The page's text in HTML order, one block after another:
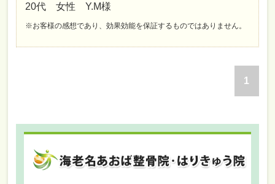
20代 女性 Y.M様
※お客様の感想であり、効果効能を保証するものではありません。
1